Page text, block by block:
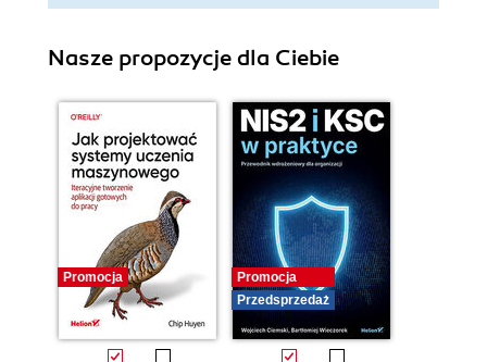
Nasze propozycje dla Ciebie
Promocja
Promocja
Przedsprzedaż